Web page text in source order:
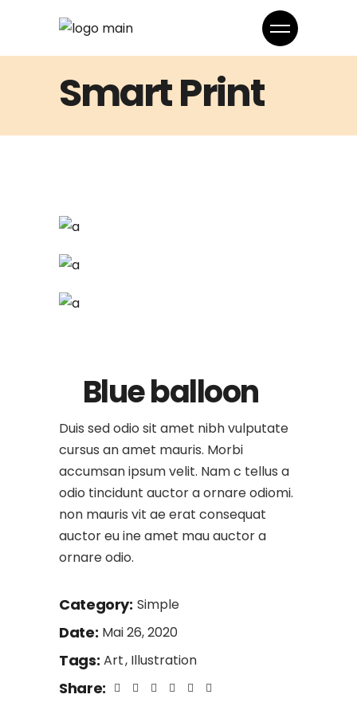
Smart Print
Blue balloon
Duis sed odio sit amet nibh vulputate
cursus an amet mauris. Morbi
accumsan ipsum velit. Nam c tellus a
odio tincidunt auctor a ornare odiomi.
non mauris vit ae erat consequat
auctor eu ine amet mau auctor a
ornare odio.
Category: Simple
Date: Mai 26, 2020
Tags: Art Illustration
Share: